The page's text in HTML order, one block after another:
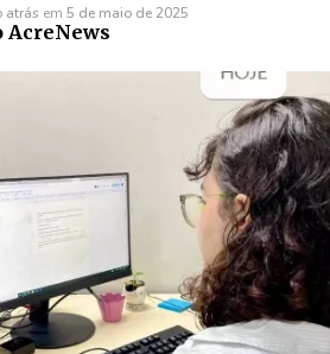
atrás em 5 de maio de 2025
AcreNews